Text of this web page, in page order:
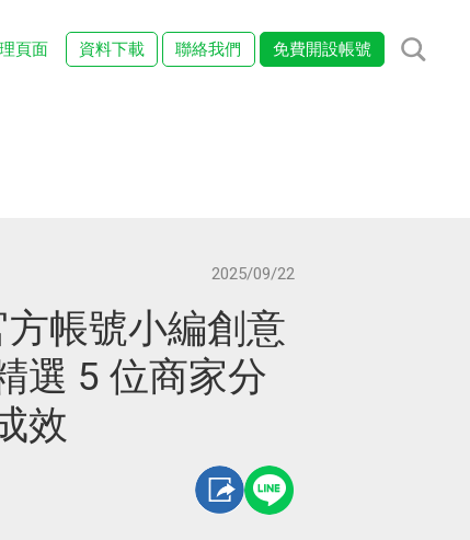
頁面 資料下載 聯絡我們 免費開設帳號
2025/09/22
方帳號小編創意
選 5 位商家分
效